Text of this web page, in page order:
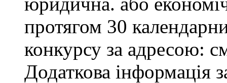
протягом 30
конкурсу за адресою:
Додаткова інформація